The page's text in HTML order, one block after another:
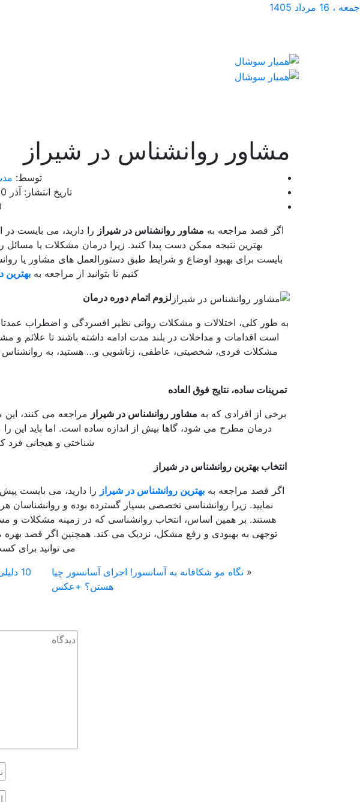
جمعه ، 16 مرداد 1405
مشاور روانشناس در شیراز
توسط:
تاریخ انتشار: آذر 20, 1401
0
اگر قصد مراجعه به مشاور روانشناس در شیراز را دارید، می بایست در
بهترین نتیجه ممکن دست پیدا کنید. زیرا درمان مشکلات یا
بایست برای بهبود اوضاع و شرایط طبق دستورالعمل های مشاور یا
کنیم تا بتوانید از مراجعه به بهترین
لزوم اتمام دوره درمان
به طور کلی، اختلالات و مشکلات روانی نظیر افسردگی و اضطراب
است اقدامات و مداخلات در بلند مدت ادامه داشته باشند تا علائم و
مشکلات فردی، شخصیتی، عاطفی، زناشویی و… هستید، به روانشناس
تمرینات ساده، نتایج فوق العاده
برخی از افرادی که به مشاور روانشناس در شیراز مراجعه می کنند،
درمان مطرح می شود، گاها بیش از اندازه ساده است. اما باید این
شناختی و هیجانی فرد
انتخاب بهترین روانشناس در شیراز
اگر قصد مراجعه به بهترین روانشناس در شیراز را دارید، می بایست
نمایید. زیرا روانشناسی تخصصی بسیار گسترده بوده و
هستند. بر همین اساس، انتخاب روانشناسی که در زمینه مشکلات و
توجهی به بهبودی و رفع مشکل، نزدیک می کند. همچنین اگر قصد
می توانید برای
« نگاه مو شکافانه به آسانسور! اجرای آسانسور چیا
هستن؟ +عکس
10